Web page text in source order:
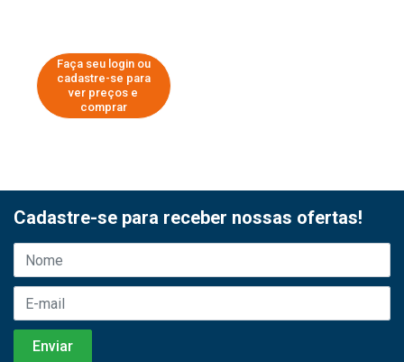
Faça seu login ou
cadastre-se para
ver preços e
comprar
Cadastre-se para receber nossas ofertas!